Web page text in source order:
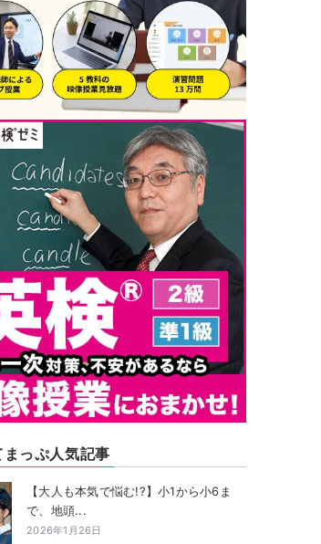
まっぷ人気記事
【大人も本気で悩む!?】小1から小6ま
で、地頭...
2026年1月26日